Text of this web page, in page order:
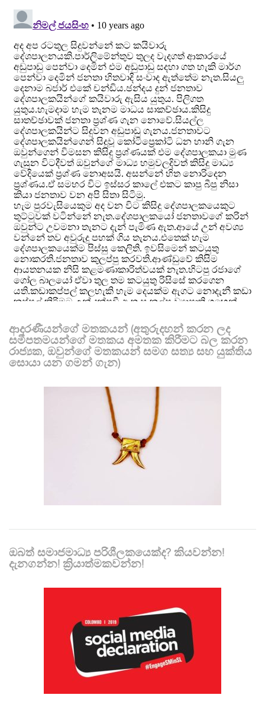
ආදරණීයන්ගේ මතකයන් (අතුරුදහන් කරන ලද
සමීපතමයන්ගේ මතකය අමතක කිරීමට බල කරන
රාජ්‍යක, ඔවුන්ගේ මතකයන් සමග සත්‍ය සහ යුක්තිය
සොයා යන ගමන් ගැන)
ඔබත් සමාජමාධ්‍ය පරිශීලකයෙක්ද? කියවන්න!
දැනගන්න! ක්‍රියාත්මකවන්න!